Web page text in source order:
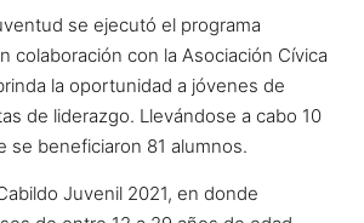
se ejecutó el programa
colaboración con la Asociación Cívica
la oportunidad a jóvenes de
de liderazgo. Llevándose a cabo 10
se beneficiaron 81 alumnos.
Juvenil 2021, en donde